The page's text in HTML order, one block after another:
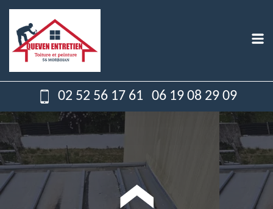
02 52 56 17 61 06 19 08 29 09